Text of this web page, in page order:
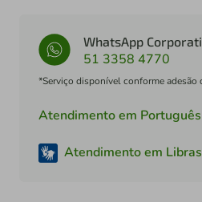
WhatsApp
51 3358 4770
*Serviço disponível conforme adesão
Atendimento em Português
Atendimento em Libras